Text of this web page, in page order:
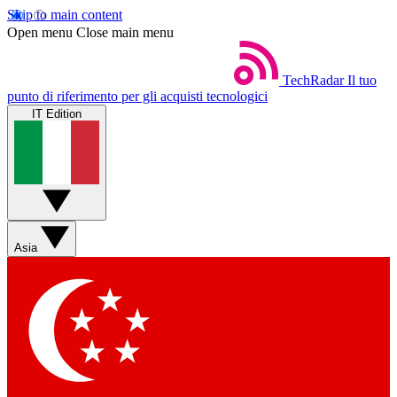
Skip to main content
Open menu Close main menu
TechRadar Il tuo
punto di riferimento per gli acquisti tecnologici
IT Edition
Asia